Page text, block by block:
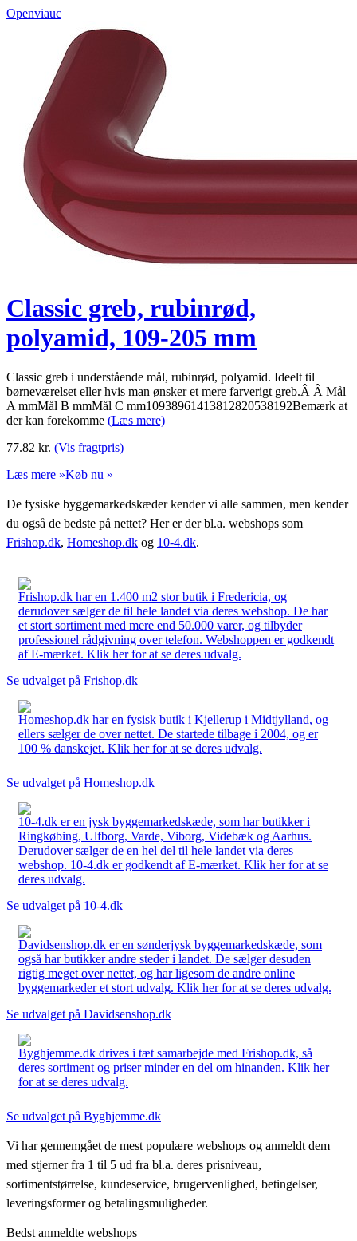
Openviauc
Classic greb, rubinrød,
polyamid, 109-205 mm
Classic greb i understående mål, rubinrød, polyamid. Ideelt til
børneværelset eller hvis man ønsker et mere farverigt greb.Â Â Mål
A mmMål B mmMål C mm10938961413812820538192Bemærk at
der kan forekomme (Læs mere)
77.82 kr. (Vis fragtpris)
Læs mere »Køb nu »
De fysiske byggemarkedskæder kender vi alle sammen, men kender
du også de bedste på nettet? Her er der bl.a. webshops som
Frishop.dk, Homeshop.dk og 10-4.dk.
Frishop.dk har en 1.400 m2 stor butik i Fredericia, og
derudover sælger de til hele landet via deres webshop. De har
et stort sortiment med mere end 50.000 varer, og tilbyder
professionel rådgivning over telefon. Webshoppen er godkendt
af E-mærket. Klik her for at se deres udvalg.
Se udvalget på Frishop.dk
Homeshop.dk har en fysisk butik i Kjellerup i Midtjylland, og
ellers sælger de over nettet. De startede tilbage i 2004, og er
100 % danskejet. Klik her for at se deres udvalg.
Se udvalget på Homeshop.dk
10-4.dk er en jysk byggemarkedskæde, som har butikker i
Ringkøbing, Ulfborg, Varde, Viborg, Videbæk og Aarhus.
Derudover sælger de en hel del til hele landet via deres
webshop. 10-4.dk er godkendt af E-mærket. Klik her for at se
deres udvalg.
Se udvalget på 10-4.dk
Davidsenshop.dk er en sønderjysk byggemarkedskæde, som
også har butikker andre steder i landet. De sælger desuden
rigtig meget over nettet, og har ligesom de andre online
byggemarkeder et stort udvalg. Klik her for at se deres udvalg.
Se udvalget på Davidsenshop.dk
Byghjemme.dk drives i tæt samarbejde med Frishop.dk, så
deres sortiment og priser minder en del om hinanden. Klik her
for at se deres udvalg.
Se udvalget på Byghjemme.dk
Vi har gennemgået de mest populære webshops og anmeldt dem
med stjerner fra 1 til 5 ud fra bl.a. deres prisniveau,
sortimentstørrelse, kundeservice, brugervenlighed, betingelser,
leveringsformer og betalingsmuligheder.
Bedst anmeldte webshops